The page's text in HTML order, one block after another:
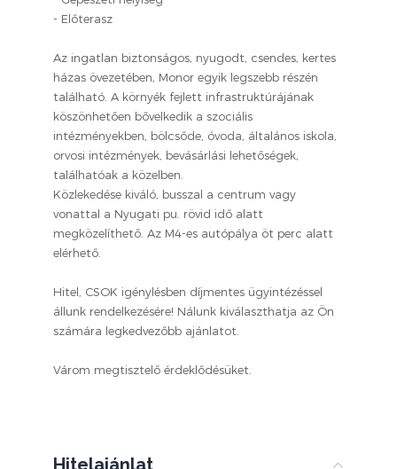
- Előterasz
Az ingatlan biztonságos, nyugodt, csendes, kertes
házas övezetében, Monor egyik legszebb részén
található. A környék fejlett infrastruktúrájának
köszönhetően bővelkedik a szociális
intézményekben, bölcsőde, óvoda, általános iskola,
orvosi intézmények, bevásárlási lehetőségek,
találhatóak a közelben.
Közlekedése kiváló, busszal a centrum vagy
vonattal a Nyugati pu. rövid idő alatt
megközelíthető. Az M4-es autópálya öt perc alatt
elérhető.
Hitel, CSOK igénylésben díjmentes ügyintézéssel
állunk rendelkezésére! Nálunk kiválaszthatja az Ön
számára legkedvezőbb ajánlatot.
Várom megtisztelő érdeklődésüket.
Hitelajánlat